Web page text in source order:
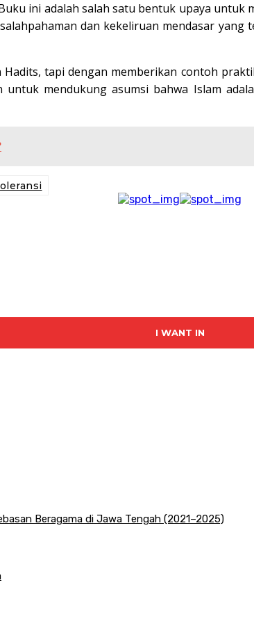
ini adalah salah satu bentuk upaya
dan kekeliruan mendasar
tapi dengan memberikan contoh
mendukung asumsi bahwa Islam
I WANT IN
Beragama di Jawa Tengah (2021–2025)